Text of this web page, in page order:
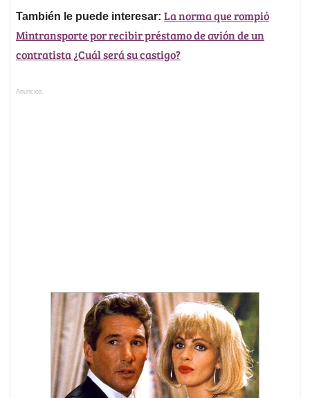
También le puede interesar: La norma que rompió
Mintransporte por recibir préstamo de avión de un
contratista ¿Cuál será su castigo?
Anuncios.